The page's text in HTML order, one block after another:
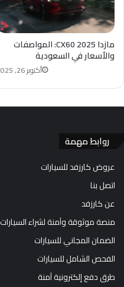
مازدا CX60 2025: المواصفات
والأسعار في السعودية
أكتوبر 26, 2025
روابط مهمة
عروض كارزفد للسيارات
اتصل بنا
عن كارزفد
منصة موثوقة وآمنة لشراء السيارات
الضمان المجاني للسيارات
الفحص الشامل للسيارات
طرق دفع إلكترونية آمنة